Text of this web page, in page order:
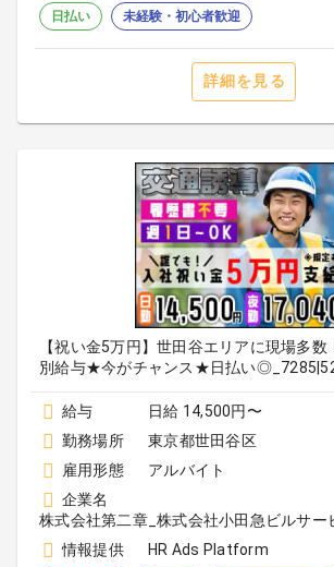
日払い 未経験・初心者歓迎
詳細を見る
【祝い金5万円】世田谷エリアに現場多
別給与★今がチャンス★日払い
給与
日給 14,500円〜
勤務場所
東京都世田谷区
雇用形態
アルバイト
企業名
株式会社第二章_株式会社小田急ビルサー
情報提供
HR Ads Platform